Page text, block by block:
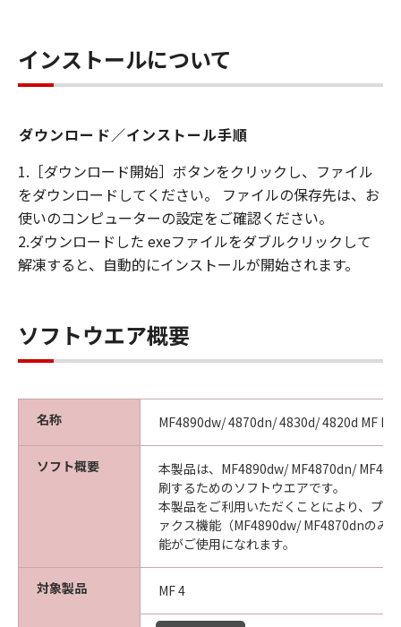
ンの子会社、キヤノンの関連会社、それらの販
売代理店または販売店のいずれも、「本ソフト
ウェア」、または「本ソフトウェア」の使用に
じたいかなる紛争についても、一切責任を負わ
６．輸出
お客様は、日本国政府または関連する外国政府
より必要な認可等を得ることなしに、「本ソフ
トウェア」の全部または一部を、直接または間
接に輸出してはなりません。
記のボタンをクリックした時点、または「本ソ
フトウェア」をインストールした時点で発効
効に存続します。
(2) お客様は、「本ソフトウェア」およびその
複製物のすべてを廃棄および消去することによ
り、本契約書を終了させることができます。
(3) お客様が本契約書のいずれかの条項に違反
した場合、本契約書は直ちに終了します。
(4) お客様は、上記(3)によって本契約書が終了
した場合、速やかに、「本ソフトウェア」およ
びその複製物のすべてを廃棄または消去するも
のとします。
８．U.S. GOVERNMENT RESTRICTED RIGHTS
インストールについて
ダウンロード／インストール手順
1.［ダウンロード開始］ボタンをクリックし、ファイル
をダウンロードしてください。 ファイルの保存先は、お
使いのコンピューターの設定をご確認ください。
2.ダウンロードした exeファイルをダブルクリックして
解凍すると、自動的にインストールが開始されます。
ソフトウエア概要
名称 MF4890dw/ 4870dn/ 4830d/ 4820d MF
ソフト概要
本製品は、MF4890dw/ MF4870dn/
刷するためのソフトウエアです。
本製品をご利用いただくことにより、プリ
ァクス機能（MF4890dw/ MF4870dnのみ
能がご使用になれます。
対象製品 MF 4